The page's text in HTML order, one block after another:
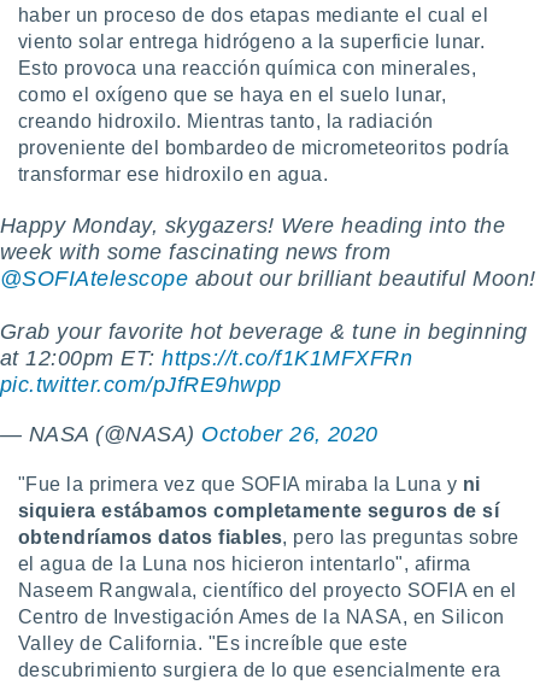
haber un proceso de dos etapas mediante el cual el
viento solar entrega hidrógeno a la superficie lunar.
Esto provoca una reacción química con minerales,
como el oxígeno que se haya en el suelo lunar,
creando hidroxilo. Mientras tanto, la radiación
proveniente del bombardeo de micrometeoritos podría
transformar ese hidroxilo en agua.
Happy Monday, skygazers! Were heading into the
week with some fascinating news from
@SOFIAtelescope about our brilliant beautiful Moon!
Grab your favorite hot beverage & tune in beginning
at 12:00pm ET:https://t.co/f1K1MFXFRn
pic.twitter.com/pJfRE9hwpp
— NASA (@NASA) October 26, 2020
"Fue la primera vez que SOFIA miraba la Luna y ni
siquiera estábamos completamente seguros de sí
obtendríamos datos fiables, pero las preguntas sobre
el agua de la Luna nos hicieron intentarlo", afirma
Naseem Rangwala, científico del proyecto SOFIA en el
Centro de Investigación Ames de la NASA, en Silicon
Valley de California. "Es increíble que este
descubrimiento surgiera de lo que esencialmente era